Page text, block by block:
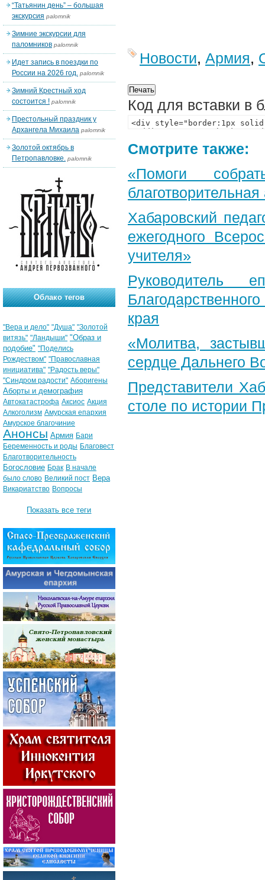
Новости, Армия,
Код для вставки в
Смотрите также:
«Помоги
Хабаровский
ежегодного
учителя»
Руководитель
края
«Молитва,
сердце Дальнего
Представители
столе по истории
“Татьянин день” – большая
экскурсия palomnik
Зимние экскурсии для
паломников palomnik
Идет запись в поездки по
России на 2026 год. palomnik
Зимний Крестный ход
состоится ! palomnik
Престольный праздник у
Архангела Михаила palomnik
Золотой октябрь в
Петропавловке. palomnik
Облако тегов
"Вера и дело" "Душа" "Золотой
витязь" "Ландыши" "Образ и
подобие" "Поделись
Рождеством" "Православная
инициатива" "Радость веры"
"Синдром радости" Аборигены
Аборты и демография
Автокатастрофа Аксиос Акция
Алкоголизм Амурская епархия
Амурское благочиние
Анонсы Армия Бари
Беременность и роды Благовест
Благотворительность
Богословие Брак В начале
было слово Великий пост Вера
Викариатство Вопросы
Показать все теги